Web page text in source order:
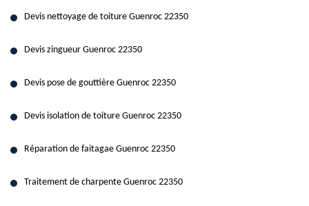
Devis nettoyage de toiture Guenroc 22350
Devis zingueur Guenroc 22350
Devis pose de gouttière Guenroc 22350
Devis isolation de toiture Guenroc 22350
Réparation de faitagae Guenroc 22350
Traitement de charpente Guenroc 22350